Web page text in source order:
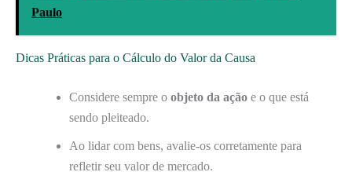
Paulo
Dicas Práticas para o Cálculo do Valor da Causa
Considere sempre o objeto da ação e o que está
sendo pleiteado.
Ao lidar com bens, avalie-os corretamente para
refletir seu valor de mercado.